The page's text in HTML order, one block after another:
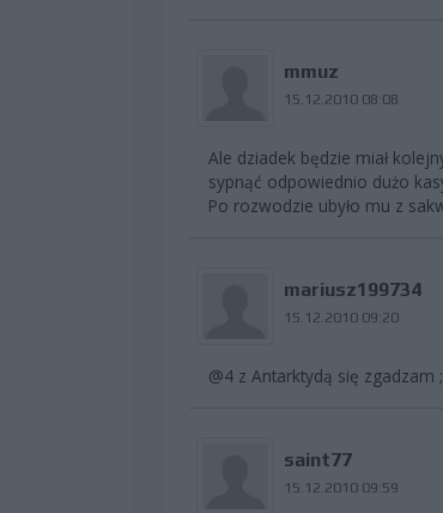
mmuz
15.12.2010 08:08
Ale dziadek będzie miał
sypnąć odpowiednio dużo
Po rozwodzie ubyło mu z
mariusz199734
15.12.2010 09:20
@4 z Antarktydą się zgadzam
saint77
15.12.2010 09:59